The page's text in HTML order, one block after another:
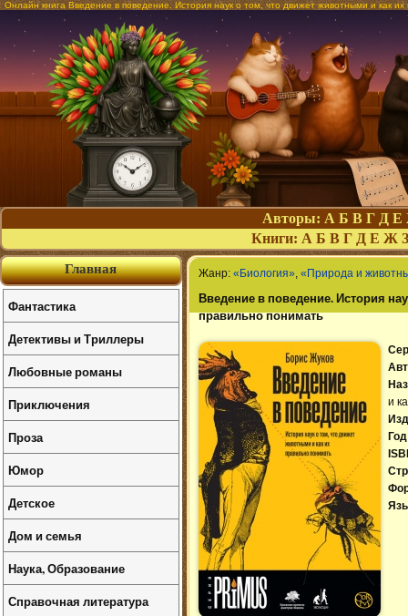
Онлайн книга Введение в поведение. История наук о том, что движет животными и как
Авторы: А Б В Г Д Е
Книги: А Б В Г Д Е Ж З
Жанр: «Биология», «Природа и
Введение в поведение. История
правильно понимать
и
Главная
Фантастика
Детективы и Триллеры
Любовные романы
Приключения
Проза
Юмор
Детское
Дом и семья
Наука, Образование
Справочная литература